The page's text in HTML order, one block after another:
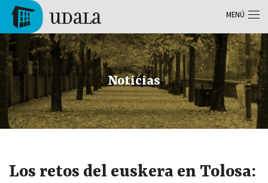
Pasar al contenido principal
Tolosa
Noticias
Los retos del euskera en Tolosa:
MENÚ